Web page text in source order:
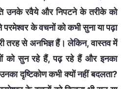
उनके रवैये और निपटने के तरीके को
के वचनों को कभी सुना या पढ़ा
तरह से अनभिज्ञ हैं। लेकिन, वास्तव में
को सुन रहे हैं, पढ़ रहे हैं और इनका
दृष्टिकोण कभी क्यों नहीं बदलता?